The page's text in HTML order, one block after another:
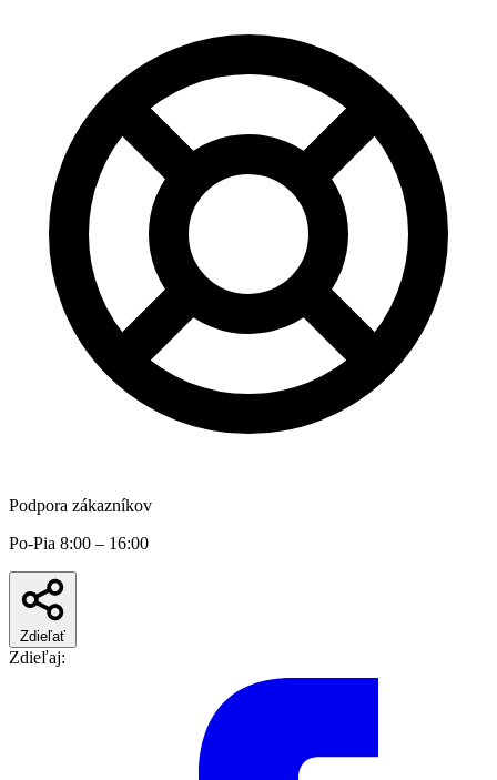
Podpora zákazníkov
Po-Pia 8:00 – 16:00
Zdieľať
Zdieľaj: